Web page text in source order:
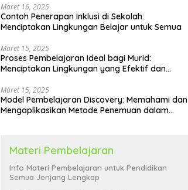
Maret 16, 2025
Contoh Penerapan Inklusi di Sekolah:
Menciptakan Lingkungan Belajar untuk Semua
Maret 15, 2025
Proses Pembelajaran Ideal bagi Murid:
Menciptakan Lingkungan yang Efektif dan
Maret 15, 2025
Model Pembelajaran Discovery: Memahami dan
Mengaplikasikan Metode Penemuan dalam
Materi Pembelajaran
Info Materi Pembelajaran untuk Pendidikan
Semua Jenjang Lengkap